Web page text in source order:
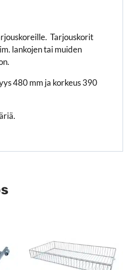
Tarjouskorit
lankojen tai muiden
480 mm ja korkeus 390